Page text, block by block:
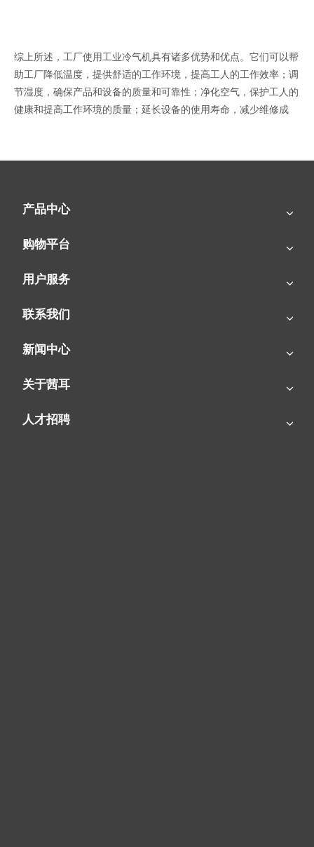
综上所述，工厂使用工业冷气机具有诸多优势和优点。它们可以帮
助工厂降低温度，提供舒适的工作环境，提高工人的工作效率；调
节湿度，确保产品和设备的质量和可靠性；净化空气，保护工人的
健康和提高工作环境的质量；延长设备的使用寿命，减少维修成
产品中心
购物平台
用户服务
联系我们
新闻中心
关于茜耳
人才招聘